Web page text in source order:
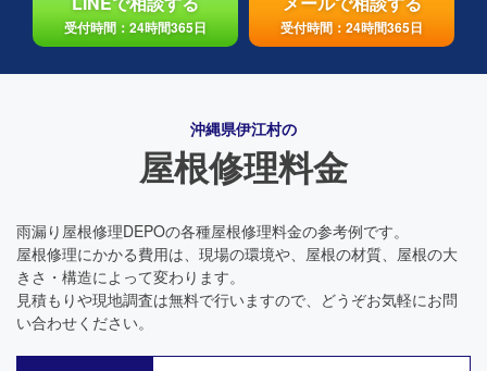
受付時間：24時間365日 受付時間：24時間365日
沖縄県伊江村の
屋根修理料金
雨漏り屋根修理DEPOの各種屋根修理料金の参考例です。
屋根修理にかかる費用は、現場の環境や、屋根の材質、屋根の大
きさ・構造によって変わります。
見積もりや現地調査は無料で行いますので、どうぞお気軽にお問
い合わせください。